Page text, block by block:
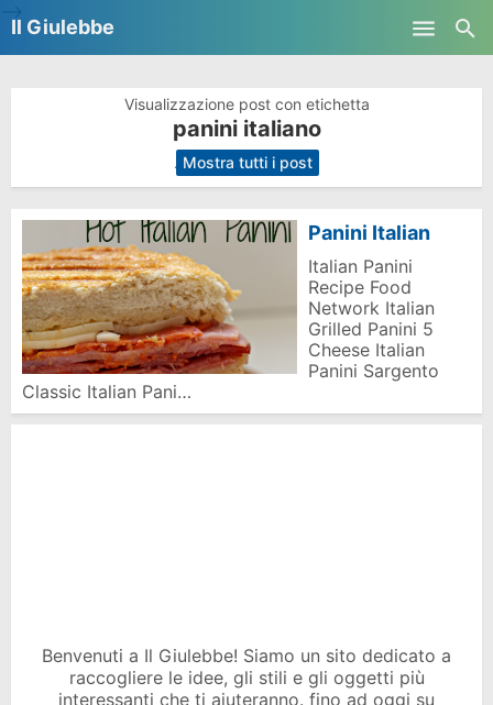
Il Giulebbe
Visualizzazione post con etichetta
panini italiano
. Mostra tutti i post
Panini Italian
Italian Panini
Recipe Food
Network Italian
Grilled Panini 5
Cheese Italian
Panini Sargento
Classic Italian Pani…
Benvenuti a Il Giulebbe! Siamo un sito dedicato a
raccogliere le idee, gli stili e gli oggetti più
interessanti che ti aiuteranno. fino ad oggi su